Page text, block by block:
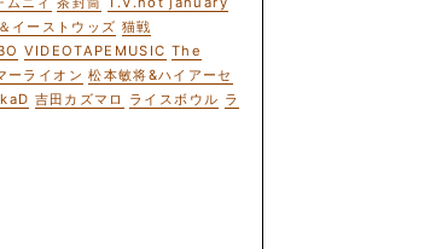
イーストウッズ 猫戦
VIDEOTAPEMUSIC The
ーライオン 松本敏将&ハイアーセ
吉田カズマロ ライスボウル ラ